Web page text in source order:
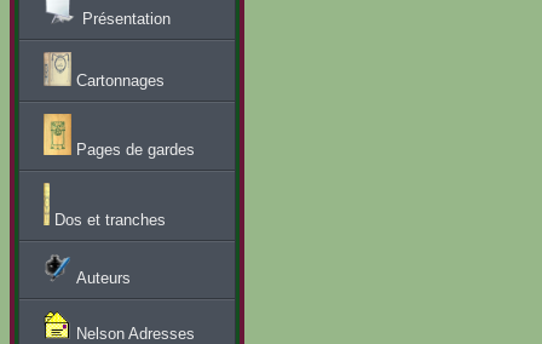
Présentation
Cartonnages
Pages de gardes
Dos et tranches
Auteurs
Nelson Adresses